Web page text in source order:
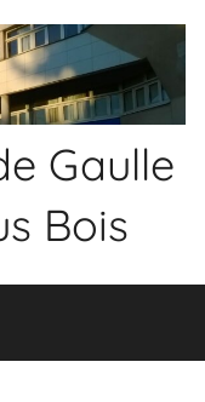
Gaulle
Bois